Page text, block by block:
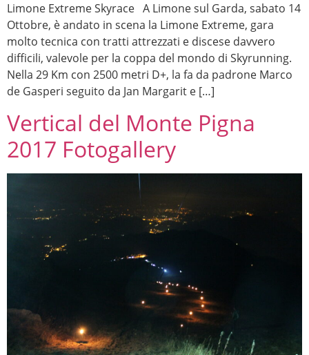
Limone Extreme Skyrace A Limone sul Garda, sabato 14
Ottobre, è andato in scena la Limone Extreme, gara
molto tecnica con tratti attrezzati e discese davvero
difficili, valevole per la coppa del mondo di Skyrunning.
Nella 29 Km con 2500 metri D+, la fa da padrone Marco
de Gasperi seguito da Jan Margarit e […]
Vertical del Monte Pigna
2017 Fotogallery